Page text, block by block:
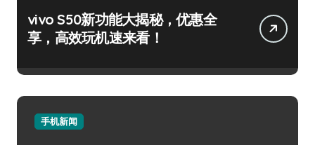
vivo S50新功能大揭秘，优惠全
享，高效玩机速来看！
手机新闻